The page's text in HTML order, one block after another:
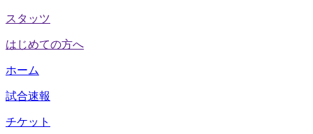
スタッツ
はじめての方へ
ホーム
試合速報
チケット